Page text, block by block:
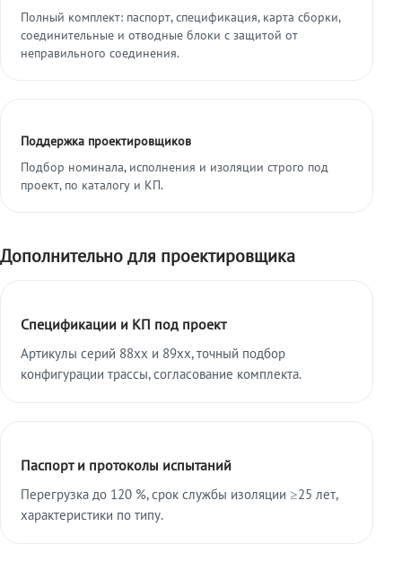
Полный комплект: паспорт, спецификация, карта сборки,
соединительные и отводные блоки с защитой от
неправильного соединения.
Поддержка проектировщиков
Подбор номинала, исполнения и изоляции строго под
проект, по каталогу и КП.
Дополнительно для проектировщика
Спецификации и КП под проект
Артикулы серий 88xx и 89xx, точный подбор
конфигурации трассы, согласование комплекта.
Паспорт и протоколы испытаний
Перегрузка до 120 %, срок службы изоляции ≥25 лет,
характеристики по типу.